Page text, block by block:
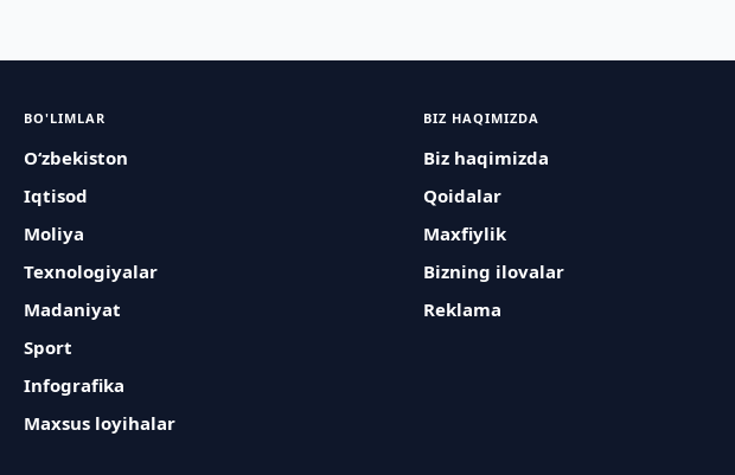
BO'LIMLAR
O‘zbekiston
Iqtisod
Moliya
Texnologiyalar
Madaniyat
Sport
Infografika
Maxsus loyihalar
BIZ HAQIMIZDA
Biz haqimizda
Qoidalar
Maxfiylik
Bizning ilovalar
Reklama